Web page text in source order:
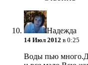
Надежда
14 Июл 2012 в 0:25
Воды пью